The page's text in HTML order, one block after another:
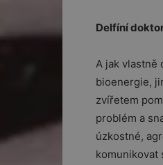
Delfíní
A jak vlastně
bioenergie,
zvířetem
problém a
úzkostné,
komunikovat